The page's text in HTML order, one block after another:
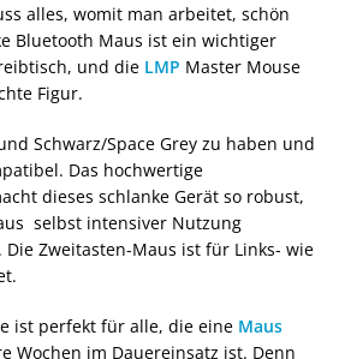
alles, womit man arbeitet, schön
Bluetooth Maus ist ein wichtiger
und die LMP Master Mouse
Figur.
Schwarz/Space Grey zu haben und
Das hochwertige
dieses schlanke Gerät so robust,
selbst intensiver Nutzung
Zweitasten-Maus ist für Links- wie
ist perfekt für alle, die eine Maus
Wochen im Dauereinsatz ist. Denn